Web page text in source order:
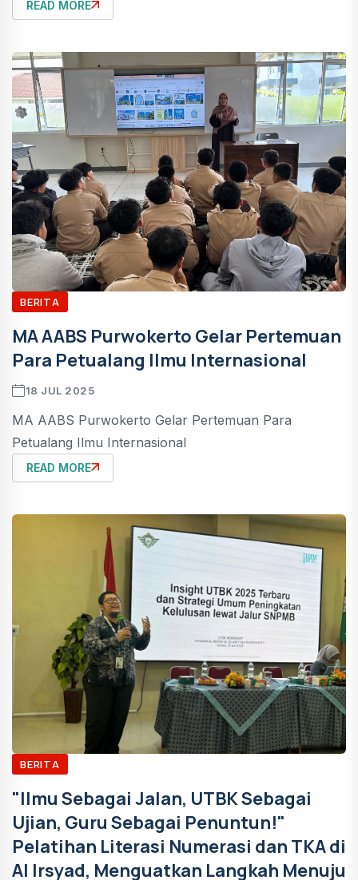
READ MORE
BERITA
MA AABS Purwokerto Gelar Pertemuan
Para Petualang Ilmu Internasional
18 JUL 2025
MA AABS Purwokerto Gelar Pertemuan Para
Petualang Ilmu Internasional
READ MORE
BERITA
"Ilmu Sebagai Jalan, UTBK Sebagai
Ujian, Guru Sebagai Penuntun!"
Pelatihan Literasi Numerasi dan TKA di
Al Irsyad, Menguatkan Langkah Menuju